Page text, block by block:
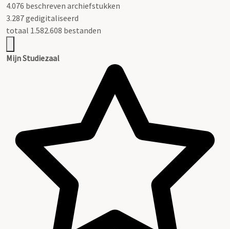
4.076 beschreven archiefstukken
3.287 gedigitaliseerd
totaal 1.582.608 bestanden
Mijn Studiezaal